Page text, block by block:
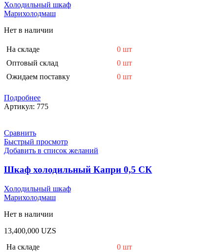
Холодильный шкаф
Марихолодмаш
Нет в наличии
На складе
0 шт
Оптовый склад
0 шт
Ожидаем поставку
0 шт
Подробнее
Артикул: 775
Сравнить
Быстрый просмотр
Добавить в список желаний
Шкаф холодильный Капри 0,5 СК
Холодильный шкаф
Марихолодмаш
Нет в наличии
13,400,000 UZS
На складе
0 шт